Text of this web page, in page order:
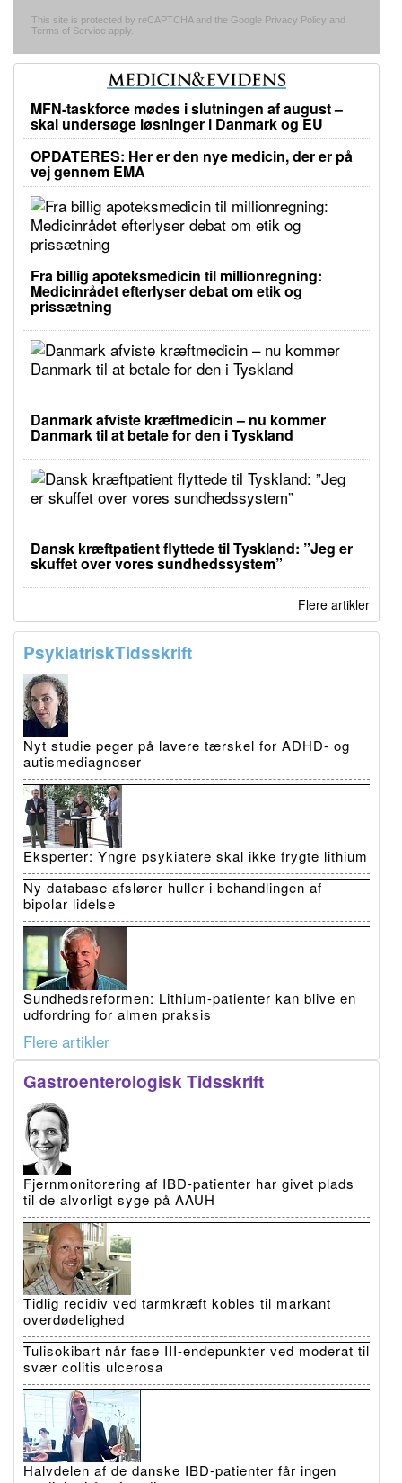
This site is protected by reCAPTCHA and the Google Privacy Policy and
Terms of Service apply.
MFN-taskforce mødes i slutningen af august –
skal undersøge løsninger i Danmark og EU
OPDATERES: Her er den nye medicin, der er på
vej gennem EMA
Fra billig apoteksmedicin til millionregning:
Medicinrådet efterlyser debat om etik og
prissætning
Danmark afviste kræftmedicin – nu kommer
Danmark til at betale for den i Tyskland
Dansk kræftpatient flyttede til Tyskland: ”Jeg er
skuffet over vores sundhedssystem”
Flere artikler
PsykiatriskTidsskrift
Nyt studie peger på lavere tærskel for ADHD- og
autismediagnoser
Eksperter: Yngre psykiatere skal ikke frygte lithium
Ny database afslører huller i behandlingen af
bipolar lidelse
Sundhedsreformen: Lithium-patienter kan blive en
udfordring for almen praksis
Flere artikler
Gastroenterologisk Tidsskrift
Fjernmonitorering af IBD-patienter har givet plads
til de alvorligt syge på AAUH
Tidlig recidiv ved tarmkræft kobles til markant
overdødelighed
Tulisokibart når fase III-endepunkter ved moderat til
svær colitis ulcerosa
Halvdelen af de danske IBD-patienter får ingen